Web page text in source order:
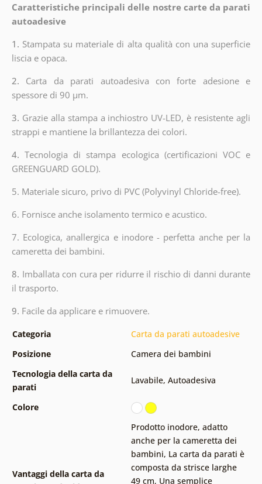
Caratteristiche principali delle nostre carte da parati
autoadesive
1. Stampata su materiale di alta qualità con una superficie
liscia e opaca.
2. Carta da parati autoadesiva con forte adesione e
spessore di 90 µm.
3. Grazie alla stampa a inchiostro UV-LED, è resistente agli
strappi e mantiene la brillantezza dei colori.
4.Tecnologia di stampa ecologica (certificazioni VOC e
GREENGUARD GOLD).
5. Materiale sicuro, privo di PVC (Polyvinyl Chloride-free).
6. Fornisce anche isolamento termico e acustico.
7. Ecologica, anallergica e inodore - perfetta anche per la
cameretta dei bambini.
8. Imballata con cura per ridurre il rischio di danni durante
il trasporto.
9. Facile da applicare e rimuovere.
Categoria
Carta da parati autoadesive
Posizione
Camera dei bambini
Tecnologia della carta da
parati
Lavabile, Autoadesiva
Colore
Vantaggi della carta da
Prodotto inodore, adatto
anche per la cameretta dei
bambini, La carta da parati è
composta da strisce larghe
49 cm, Una semplice